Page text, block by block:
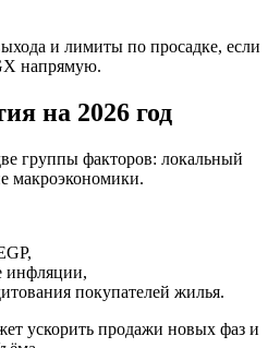
и лимиты по просадке, если
напрямую.
на 2026 год
группы факторов: локальный
макроэкономики.
инфляции,
покупателей жилья.
ускорить продажи новых фаз и